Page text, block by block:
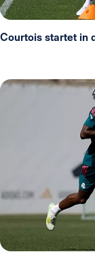
Courtois startet in